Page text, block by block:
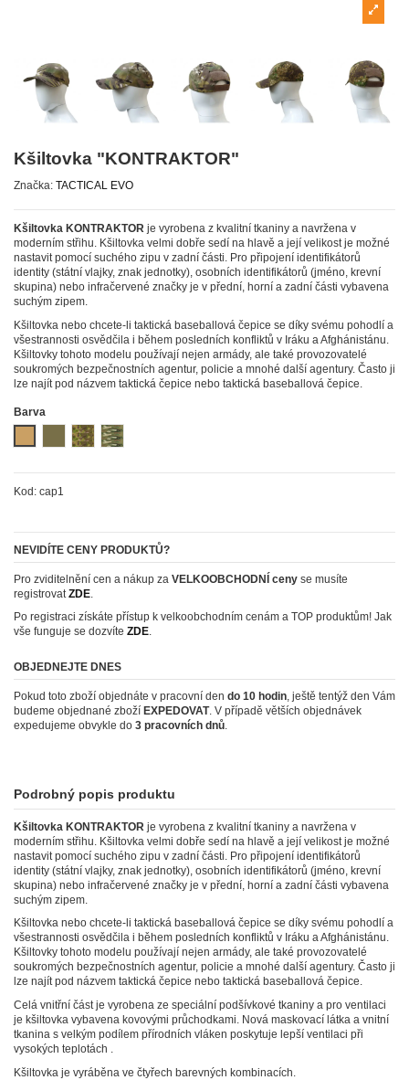
Kšiltovka "KONTRAKTOR"
Značka: TACTICAL EVO
Kšiltovka KONTRAKTOR je vyrobena z kvalitní tkaniny a navržena v
moderním střihu. Kšiltovka velmi dobře sedí na hlavě a její velikost je možné
nastavit pomocí suchého zipu v zadní části. Pro připojení identifikátorů
identity (státní vlajky, znak jednotky), osobních identifikátorů (jméno, krevní
skupina) nebo infračervené značky je v přední, horní a zadní části vybavena
suchým zipem.
Kšiltovka nebo chcete-li taktická baseballová čepice se díky svému pohodlí a
všestrannosti osvědčila i během posledních konfliktů v Iráku a Afghánistánu.
Kšiltovky tohoto modelu používají nejen armády, ale také provozovatelé
soukromých bezpečnostních agentur, policie a mnohé další agentury. Často ji
lze najít pod názvem taktická čepice nebo taktická baseballová čepice.
Barva
Písková (coyote)
Zelená (khaki)
Kamufláž (PenCott Green Zone)
Kamufláž (MultiCAM)
Kod: cap1
NEVIDÍTE CENY PRODUKTŮ?
Pro zviditelnění cen a nákup za VELKOOBCHODNÍ ceny se musíte
registrovat ZDE
Po registraci získáte přístup k velkoobchodním cenám a TOP produktům! Jak
vše funguje se dozvíte ZDE.
OBJEDNEJTE DNES
Pokud toto zboží objednáte v pracovní den do 10 hodin, ještě tentýž den Vám
budeme objednané zboží EXPEDOVAT. V případě větších objednávek
expedujeme obvykle do 3 pracovních dnů.
Podrobný popis produktu
Kšiltovka KONTRAKTOR je vyrobena z kvalitní tkaniny a navržena v
moderním střihu. Kšiltovka velmi dobře sedí na hlavě a její velikost je možné
nastavit pomocí suchého zipu v zadní části. Pro připojení identifikátorů
identity (státní vlajky, znak jednotky), osobních identifikátorů (jméno, krevní
skupina) nebo infračervené značky je v přední, horní a zadní části vybavena
suchým zipem.
Kšiltovka nebo chcete-li taktická baseballová čepice se díky svému pohodlí a
všestrannosti osvědčila i během posledních konfliktů v Iráku a Afghánistánu.
Kšiltovky tohoto modelu používají nejen armády, ale také provozovatelé
soukromých bezpečnostních agentur, policie a mnohé další agentury. Často ji
lze najít pod názvem taktická čepice nebo taktická baseballová čepice.
Celá vnitřní část je vyrobena ze speciální podšívkové tkaniny a pro ventilaci
je kšiltovka vybavena kovovými průchodkami. Nová maskovací látka a vnitní
tkanina s velkým podílem přírodních vláken poskytuje lepší ventilaci při
vysokých teplotách .
Kšiltovka je vyráběna ve čtyřech barevných kombinacích.